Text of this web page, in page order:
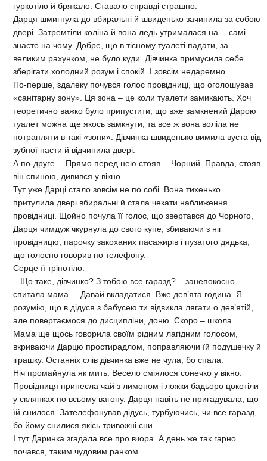
гуркотіло й брякало. Ставало справді страшно.
Дарця шмигнула до вбиральні й швиденько зачинила за собою
двері. Затремтіли коліна й вона ледь утрималася на… самі
знаєте на чому. Добре, що в тісному туалеті падати, за
великим рахунком, не було куди. Дівчинка примусила себе
зберігати холодний розум і спокій. І зовсім недаремно.
По-перше, здалеку почувся голос провідниці, що оголошував
«санітарну зону». Ця зона – це коли туалети замикають. Хоч
теоретично важко було припустити, що вже замкнений Дарою
туалет можна ще якось замкнути, та все ж вона воліла не
потрапляти в такі «зони». Дівчинка швиденько вимила вуста від
зубної пасти й відчинила двері.
А по-друге… Прямо перед нею стояв… Чорний. Правда, стояв
він спиною, дивився у вікно.
Тут уже Дарці стало зовсім не по собі. Вона тихенько
притулила двері вбиральні й стала чекати наближення
провідниці. Щойно почула її голос, що звертався до Чорного,
Дарця чимдуж чкурнула до свого купе, збиваючи з ніг
провідницю, парочку закоханих пасажирів і пузатого дядька,
що голосно говорив по телефону.
Серце її тріпотіло.
– Що таке, дівчинко? З тобою все гаразд? – занепокоєно
спитала мама. – Давай вкладатися. Вже дев’ята година. Я
розумію, що в дідуся з бабусею ти відвикла лягати о дев’ятій,
але повертаємося до дисципліни, доню. Скоро – школа…
Мама ще щось говорила своїм рідним лагідним голосом,
вкриваючи Дарцю простирадлом, поправляючи їй подушечку й
іграшку. Останніх слів дівчинка вже не чула, бо спала.
Ніч промайнула як мить. Весело сміялося сонечко у вікно.
Провідниця принесла чай з лимоном і ложки бадьоро цокотіли
у склянках по всьому вагону. Дарця навіть не пригадувала, що
їй снилося. Зателефонував дідусь, турбуючись, чи все гаразд,
бо йому снилися якісь тривожні сни…
І тут Даринка згадала все про вчора. А день же так гарно
почався, таким чудовим ранком…